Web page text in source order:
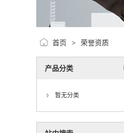
首页 > 荣誉资质
产品分类
暂无分类